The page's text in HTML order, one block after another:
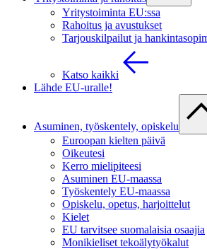
Yritystoiminta EU:ssa
Rahoitus ja avustukset
Tarjouskilpailut ja
Katso kaikki
Lähde EU-uralle!
Asuminen, työskentely, opiskelu
Euroopan kielten päivä
Oikeutesi
Kerro mielipiteesi
Asuminen EU-maassa
Työskentely EU-maassa
Opiskelu, opetus, harjoittelut
Kielet
EU tarvitsee suomalaisia osaajia
Monikieliset tekoälytyökalut